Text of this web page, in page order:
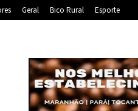
Geral Bico Rural Esporte